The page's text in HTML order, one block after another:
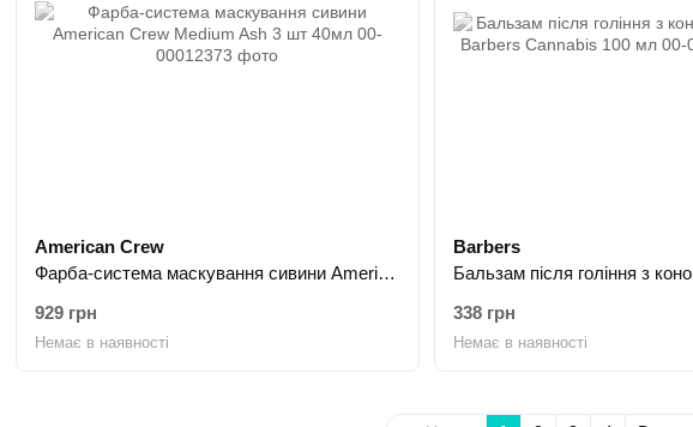
American Crew
Фарба-система маскування сивини American Crew Medium Ash 3 шт 40мл
929 грн
Немає в наявності
Barbers
338 грн
Немає в наявності